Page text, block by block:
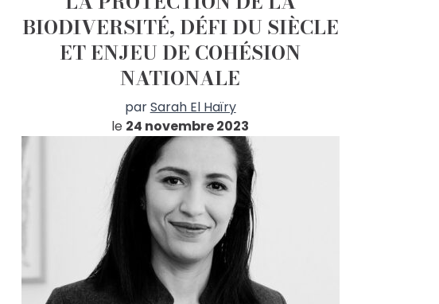
BIODIVERSITÉ, DÉFI DU SIÈCLE
ET ENJEU DE COHÉSION
NATIONALE
parSarah El Haïry
le 24 novembre 2023